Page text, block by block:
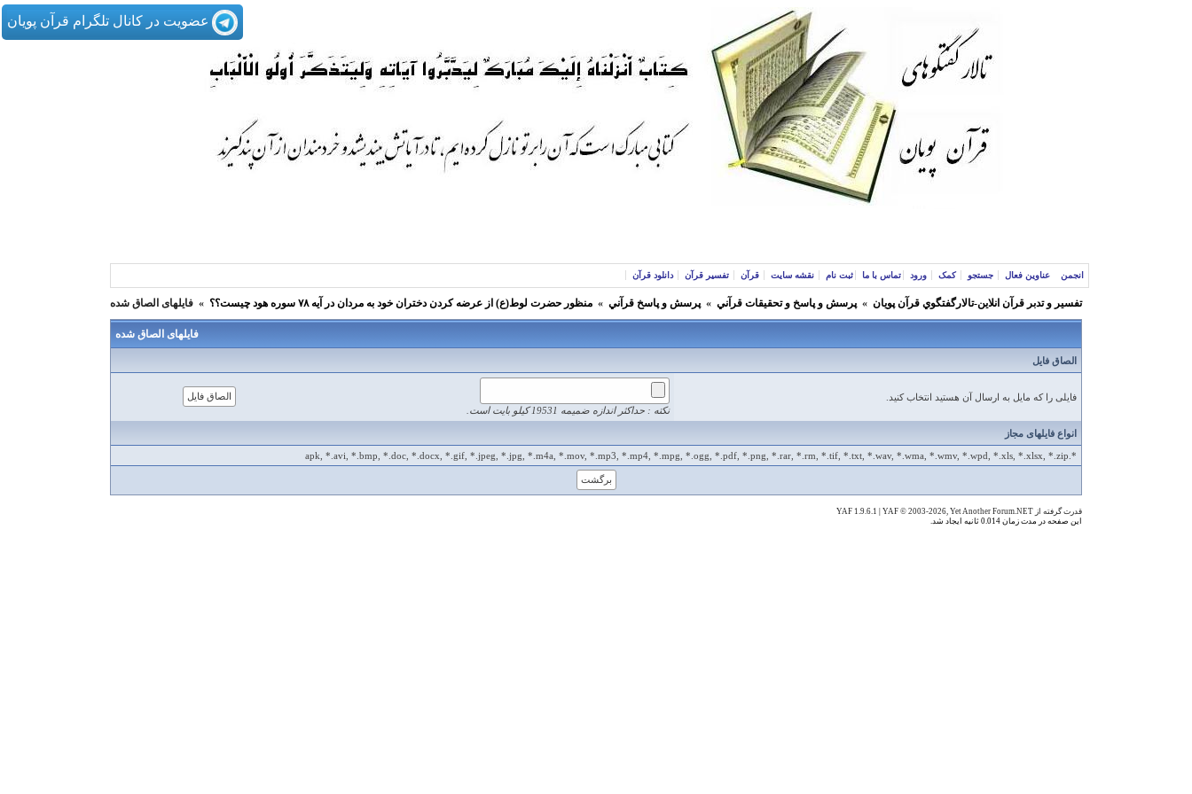
عضویت در کانال تلگرام قرآن پویان
انجمن عناوین فعال جستجو کمک ورود تماس با ما ثبت نام نقشه سایت قرآن تفسیر قرآن دانلود قرآن
تفسير و‌ تدبر قرآن انلاين-تالارگفتگوي قرآن پویان » پرسش و پاسخ و تحقيقات قرآني » پرسش و پاسخ قرآني » منظور حضرت لوط(ع) از عرضه کردن دختران خود به مردان در آیه ۷۸ سوره هود چیست؟؟ » فایلهای الصاق شده
فایلهای الصاق شده
الصاق فایل
فایلی را که مایل به ارسال آن هستید انتخاب کنید.
نکته : حداکثر اندازه ضمیمه 19531 کیلو بایت است.
انواع فایلهای مجاز
*.apk, *.avi, *.bmp, *.doc, *.docx, *.gif, *.jpeg, *.jpg, *.m4a, *.mov, *.mp3, *.mp4, *.mpg, *.ogg, *.pdf, *.png, *.rar, *.rm, *.tif, *.txt, *.wav, *.wma, *.wmv, *.wpd, *.xls, *.xlsx, *.zip
قدرت گرفته از YAF 1.9.6.1 YAF © 2003-2026, Yet Another Forum.NET
این صفحه در مدت زمان 0.014 ثانیه ایجاد شد.